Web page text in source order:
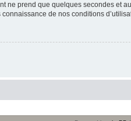
ne prend que quelques secondes
de nos conditions